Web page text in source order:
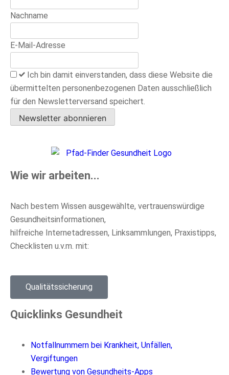
Nachname
E-Mail-Adresse
Ich bin damit einverstanden, dass diese Website die
übermittelten personenbezogenen Daten ausschließlich
für den Newsletterversand speichert.
Newsletter abonnieren
Wie wir arbeiten...
Nach bestem Wissen ausgewählte, vertrauenswürdige
Gesundheitsinformationen,
hilfreiche Internetadressen, Linksammlungen, Praxistipps,
Checklisten u.v.m. mit:
Qualitätssicherung
Quicklinks Gesundheit
Notfallnummern bei Krankheit, Unfällen,
Vergiftungen
Bewertung von Gesundheits-Apps